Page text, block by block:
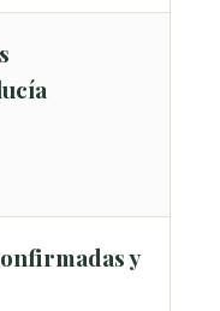
y